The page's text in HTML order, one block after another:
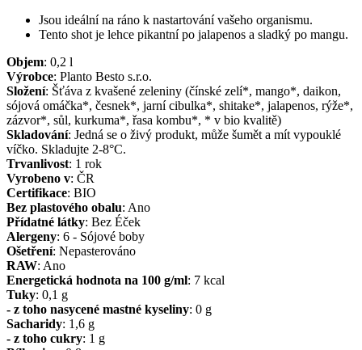
Jsou ideální na ráno k nastartování vašeho organismu.
Tento shot je lehce pikantní po jalapenos a sladký po mangu.
Objem: 0,2 l
Výrobce: Planto Besto s.r.o.
Složení: Šťáva z kvašené zeleniny (čínské zelí*, mango*, daikon,
sójová omáčka*, česnek*, jarní cibulka*, shitake*, jalapenos, rýže*,
zázvor*, sůl, kurkuma*, řasa kombu*, * v bio kvalitě)
Skladování: Jedná se o živý produkt, může šumět a mít vypouklé
víčko. Skladujte 2-8°C.
Trvanlivost: 1 rok
Vyrobeno v: ČR
Certifikace: BIO
Bez plastového obalu: Ano
Přídatné látky: Bez Éček
Alergeny: 6 - Sójové boby
Ošetření: Nepasterováno
RAW: Ano
Energetická hodnota na 100 g/ml: 7 kcal
Tuky: 0,1 g
- z toho nasycené mastné kyseliny: 0 g
Sacharidy: 1,6 g
- z toho cukry: 1 g